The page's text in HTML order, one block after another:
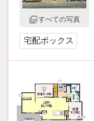
すべての写真
宅配ボックス